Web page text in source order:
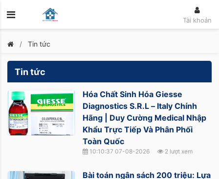
Tài khoản
Tin tức
Tin tức
Hóa Chất Sinh Hóa Giesse
Diagnostics S.R.L – Italy Chính
Hãng | Duy Cường Medical Nhập
Khẩu Trực Tiếp Và Phân Phối
Toàn Quốc
10:10:37 07-08-2026 2 lượt xem
Bài toán ngân sách 200 triệu: Lựa